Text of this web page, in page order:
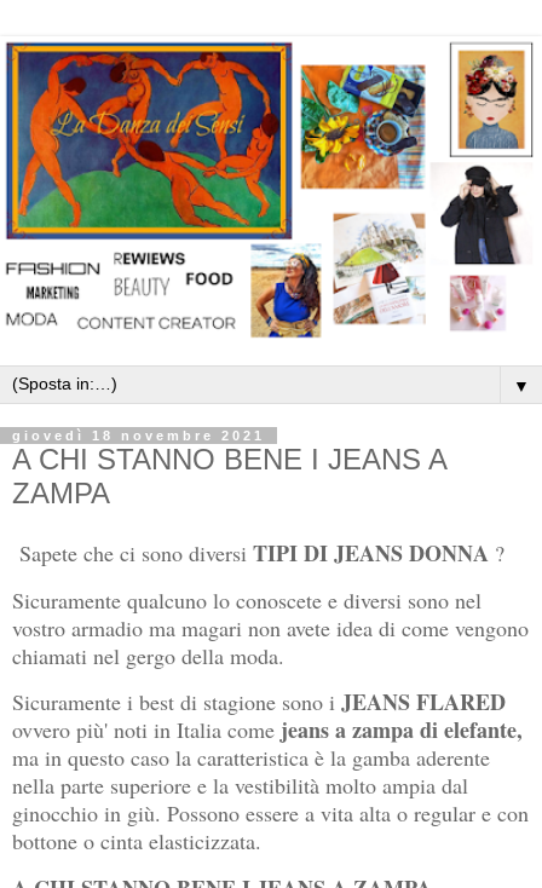
▼
giovedì 18 novembre 2021
A CHI STANNO BENE I JEANS A
ZAMPA
Sapete che ci sono diversi TIPI DI JEANS DONNA ?
Sicuramente qualcuno lo conoscete e diversi sono nel
vostro armadio ma magari non avete idea di come vengono
chiamati nel gergo della moda.
Sicuramente i best di stagione sono i JEANS FLARED
ovvero più' noti in Italia come jeans a zampa di elefante,
ma in questo caso la caratteristica è la gamba aderente
nella parte superiore e la vestibilità molto ampia dal
ginocchio in giù. Possono essere a vita alta o regular e con
bottone o cinta elasticizzata.